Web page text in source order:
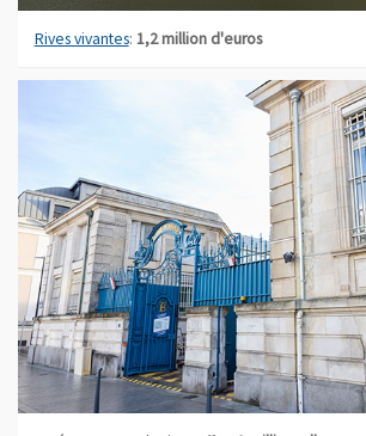
Rives vivantes: 1,2 million d'euros